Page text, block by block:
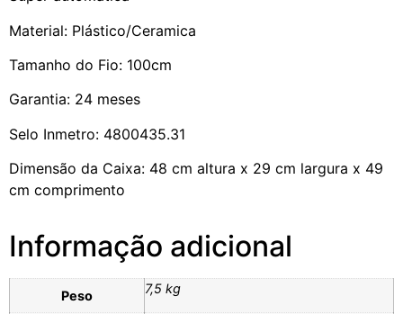
Material: Plástico/Ceramica
Tamanho do Fio: 100cm
Garantia: 24 meses
Selo Inmetro: 4800435.31
Dimensão da Caixa: 48 cm altura x 29 cm largura x 49
cm comprimento
Informação adicional
Peso 7,5 kg